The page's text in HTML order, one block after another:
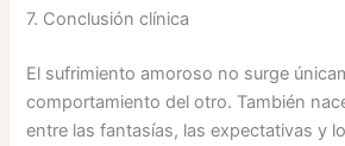
7. Conclusión clínica
El sufrimiento amoroso no surge
comportamiento del otro. También
entre las fantasías, las expectativas y